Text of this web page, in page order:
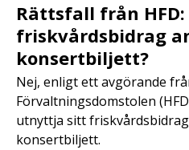
Rättsfall från HFD:
friskvårdsbidrag
konsertbiljett?
Nej, enligt ett avgörande
Förvaltningsdomstolen
utnyttja sitt
konsertbiljett.